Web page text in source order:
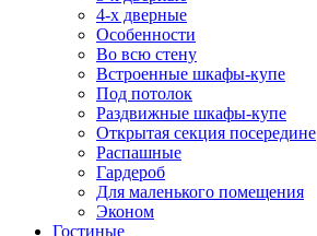
4-х дверные
Особенности
Во всю стену
Встроенные шкафы-купе
Под потолок
Раздвижные шкафы-купе
Открытая секция посередине
Распашные
Гардероб
Для маленького помещения
Эконом
Гостиные